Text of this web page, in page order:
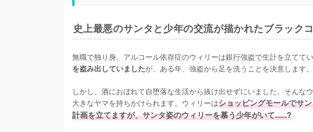
史上最悪のサンタと少年の交流が描かれたブラック
無職で独り身、アルコール依存症のウィリーは銀行強盗で生計を立ててい
を盗み出していましたが、ある年、強盗から足を洗うことを決意します。
しかし、酒におぼれて自堕落な生活から抜け出せずにいました。そんな
大きなヤマを持ちかけられます。ウィリーはショッピングモールでサ
計画を立てますが、サンタ姿のウィリーを慕う少年がいて......?